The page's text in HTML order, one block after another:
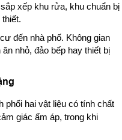
xếp khu rửa, khu chuẩn bị
đến nhà phố. Không gian
nhỏ, đảo bếp hay thiết bị
phối hai vật liệu có tính chất
giác ấm áp, trong khi